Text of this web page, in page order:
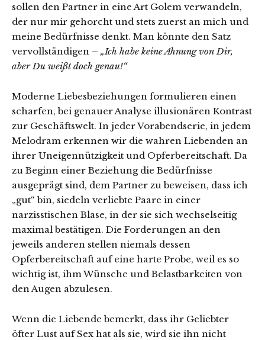
sollen den Partner in eine Art Golem verwandeln,
der nur mir gehorcht und stets zuerst an mich und
meine Bedürfnisse denkt. Man könnte den Satz
vervollständigen – „Ich habe keine Ahnung von Dir,
aber Du weißt doch genau!“
Moderne Liebesbeziehungen formulieren einen
scharfen, bei genauer Analyse illusionären Kontrast
zur Geschäftswelt. In jeder Vorabendserie, in jedem
Melodram erkennen wir die wahren Liebenden an
ihrer Uneigennützigkeit und Opferbereitschaft. Da
zu Beginn einer Beziehung die Bedürfnisse
ausgeprägt sind, dem Partner zu beweisen, dass ich
„gut“ bin, siedeln verliebte Paare in einer
narzisstischen Blase, in der sie sich wechselseitig
maximal bestätigen. Die Forderungen an den
jeweils anderen stellen niemals dessen
Opferbereitschaft auf eine harte Probe, weil es so
wichtig ist, ihm Wünsche und Belastbarkeiten von
den Augen abzulesen.
Wenn die Liebende bemerkt, dass ihr Geliebter
öfter Lust auf Sex hat als sie, wird sie ihn nicht